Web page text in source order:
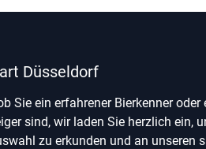
Düsseldorf
Sie ein erfahrener Bierkenner oder
sind, wir laden Sie herzlich ein,
zu erkunden und an unseren